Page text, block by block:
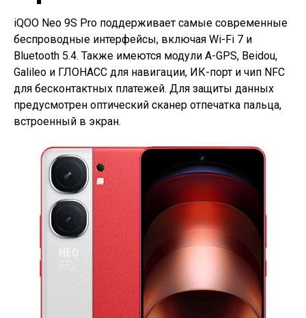
iQOO Neo 9S Pro поддерживает самые современные
беспроводные интерфейсы, включая Wi-Fi 7 и
Bluetooth 5.4. Также имеются модули A-GPS, Beidou,
Galileo и ГЛОНАСС для навигации, ИК-порт и чип NFC
для бесконтактных платежей. Для защиты данных
предусмотрен оптический сканер отпечатка пальца,
встроенный в экран.